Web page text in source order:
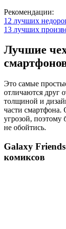
Рекомендации:
12 лучших
13 лучших
Лучшие
Это самые
отличаются друг
толщиной и
части смартфона.
угрозой, поэтому
не обойтись.
Galaxy
комиксов